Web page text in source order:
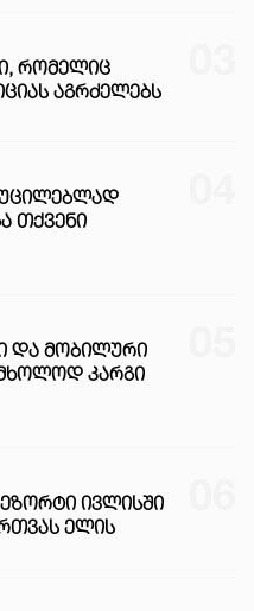
ᲠᲝᲛᲔᲚᲘᲪ
ᲐᲒᲠᲫᲔᲚᲔᲑᲡ
ᲗᲥᲕᲔᲜᲘ
ᲓᲐ ᲛᲝᲑᲘᲚᲣᲠᲘ
ᲙᲐᲠᲒᲘ
ᲘᲕᲚᲘᲡᲨᲘ
ᲔᲚᲘᲡ